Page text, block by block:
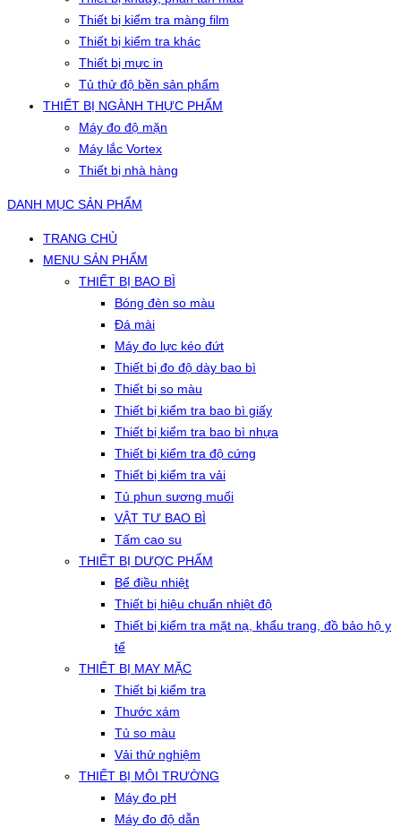
Thiết bị kiểm tra màng film
Thiết bị kiểm tra khác
Thiết bị mực in
Tủ thử độ bền sản phẩm
THIẾT BỊ NGÀNH THỰC PHẨM
Máy đo độ mặn
Máy lắc Vortex
Thiết bị nhà hàng
DANH MỤC SẢN PHẨM
TRANG CHỦ
MENU SẢN PHẨM
THIẾT BỊ BAO BÌ
Bóng đèn so màu
Đá mài
Máy đo lực kéo đứt
Thiết bị đo độ dày bao bì
Thiết bị so màu
Thiết bị kiểm tra bao bì giấy
Thiết bị kiểm tra bao bì nhựa
Thiết bị kiểm tra độ cứng
Thiết bị kiểm tra vải
Tủ phun sương muối
VẬT TƯ BAO BÌ
Tấm cao su
THIẾT BỊ DƯỢC PHẨM
Bể điều nhiệt
Thiết bị hiệu chuẩn nhiệt độ
Thiết bị kiểm tra mặt nạ, khẩu trang, đồ bảo hộ y
tế
THIẾT BỊ MAY MẶC
Thiết bị kiểm tra
Thước xám
Tủ so màu
Vải thử nghiệm
THIẾT BỊ MÔI TRƯỜNG
Máy đo pH
Máy đo độ dẫn